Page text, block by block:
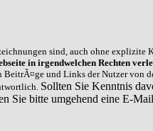
sind, auch ohne explizite
in irgendwelchen Rechten
BeitrÃ¤ge und Links der Nutzer von
Sollten Sie Kenntnis
Sie bitte umgehend eine E-